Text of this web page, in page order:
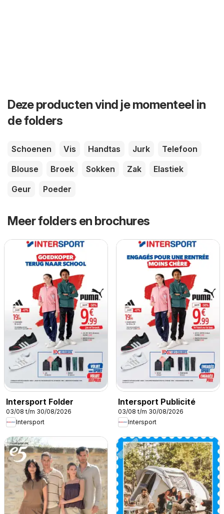
Deze producten vind je momenteel in
de folders
Schoenen Vis Handtas Jurk
Telefoon
Blouse
Broek Sokken Zak
Elastiek
Geur
Poeder
Meer folders en brochures
Intersport Folder
03/08 t/m 30/08/2026
Intersport
Intersport Publicité
03/08 t/m 30/08/2026
Intersport